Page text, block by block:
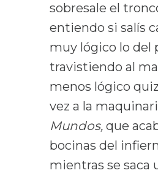
sobresale el
entiendo si salís
muy lógico lo del
travistiendo al
menos lógico
vez a la
Mundos, que
bocinas del
mientras se saca